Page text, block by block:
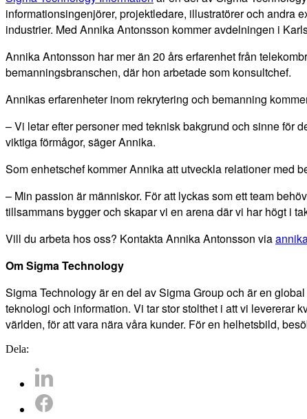
informationsingenjörer, projektledare, illustratörer och andra
industrier. Med Annika Antonsson kommer avdelningen i
Annika Antonsson har mer än 20 års erfarenhet från
bemanningsbranschen, där hon arbetade som konsultchef.
Annikas erfarenheter inom rekrytering och bemanning
– Vi letar efter personer med teknisk bakgrund och sinne för
viktiga förmågor, säger Annika.
Som enhetschef kommer Annika att utveckla relationer med
– Min passion är människor. För att lyckas som ett team
tillsammans bygger och skapar vi en arena där vi har högt i
Vill du arbeta hos oss? Kontakta Annika Antonsson via
Om Sigma Technology
Sigma Technology är en del av Sigma Group och är en
teknologi och information. Vi tar stor stolthet i att vi levererar
världen, för att vara nära våra kunder. För en helhetsbild,
Dela: